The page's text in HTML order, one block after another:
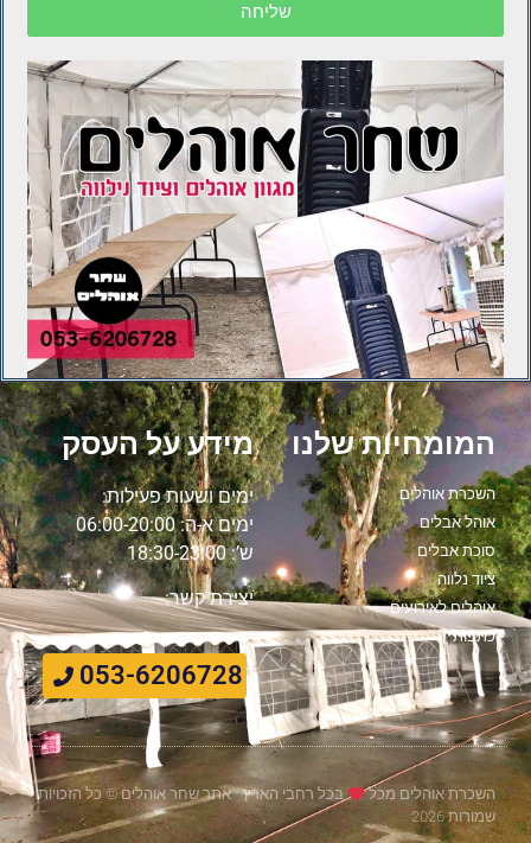
שליחה
המומחיות שלנו
השכרת אוהלים
אוהל אבלים
סוכת אבלים
ציוד נלווה
אוהלים לאירועים
כתבות
מידע על העסק
ימים ושעות פעילות:
ימים א-ה: 06:00-20:00
ש’: 18:30-23:00
יצירת קשר:
053-6206728
השכרת אוהלים מכל
בכל רחבי הארץ - אתר שחר אוהלים © כל הזכויות
שמורות 2026